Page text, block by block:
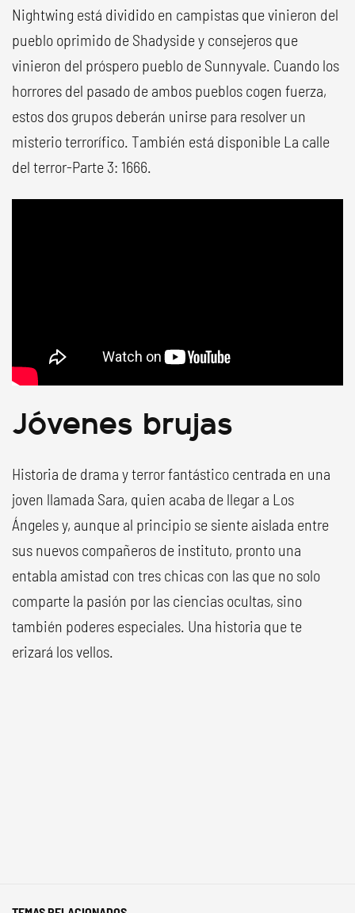
Nightwing está dividido en campistas que vinieron del
pueblo oprimido de Shadyside y consejeros que
vinieron del próspero pueblo de Sunnyvale. Cuando los
horrores del pasado de ambos pueblos cogen fuerza,
estos dos grupos deberán unirse para resolver un
misterio terrorífico. También está disponible La calle
del terror-Parte 3: 1666.
Jóvenes brujas
Historia de drama y terror fantástico centrada en una
joven llamada Sara, quien acaba de llegar a Los
Ángeles y, aunque al principio se siente aislada entre
sus nuevos compañeros de instituto, pronto una
entabla amistad con tres chicas con las que no solo
comparte la pasión por las ciencias ocultas, sino
también poderes especiales. Una historia que te
erizará los vellos.